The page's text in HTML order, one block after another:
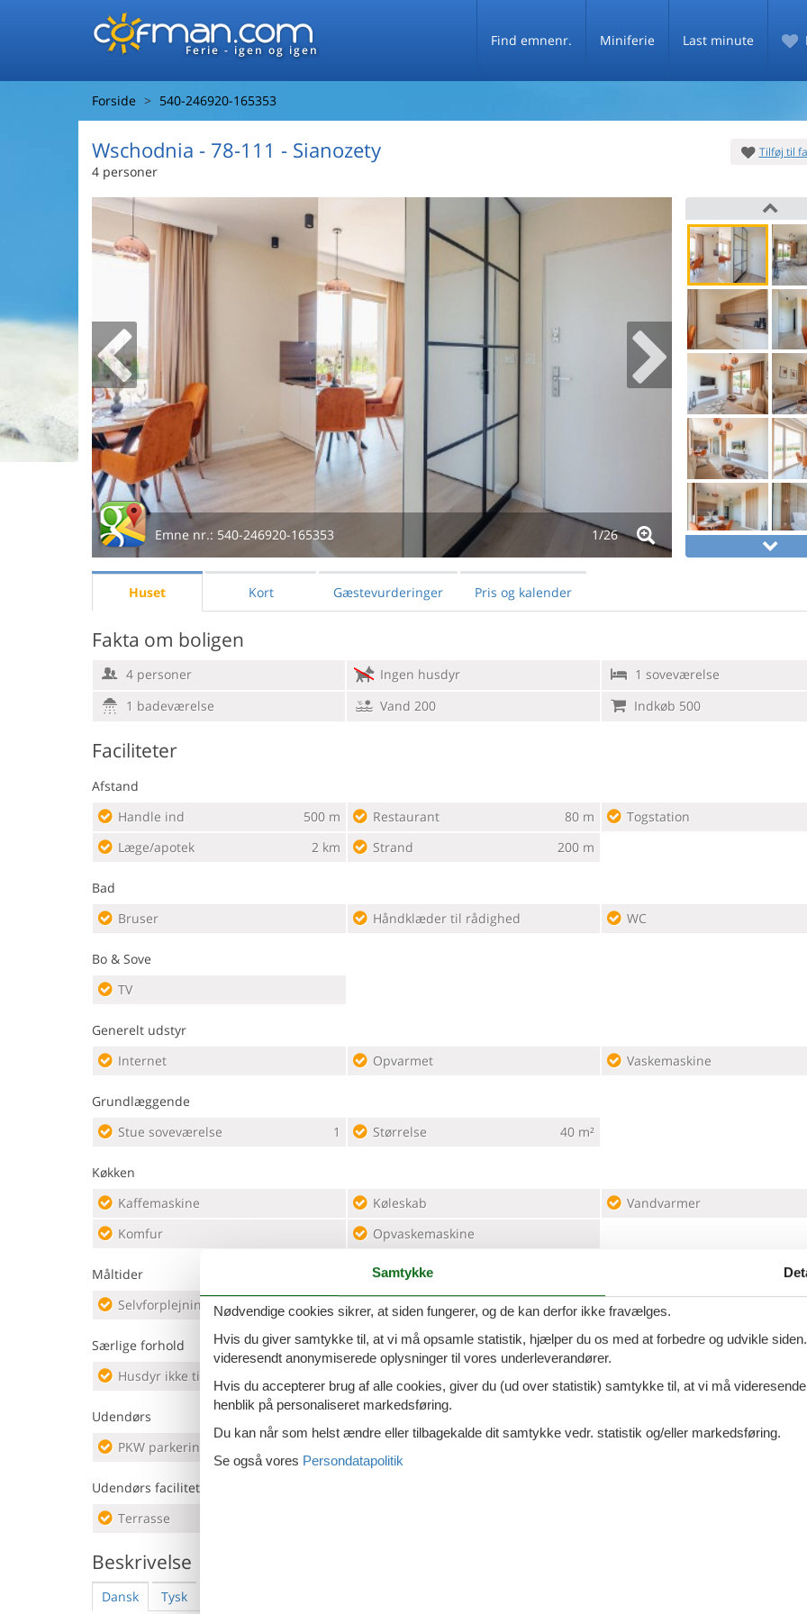
Ferie - igen og igen
Find emnenr. Miniferie Last minute
Forside 540-246920-165353
Tilføj til
Wschodnia - 78-111 - Sianozety
4 personer
Emne nr.: 540-246920-165353 1/26
Huset Kort Gæstevurderinger Pris og kalender
Fakta om boligen
4 personer Ingen husdyr
1 soveværelse
1 badeværelse
Vand 200 Indkøb 500
Faciliteter
Afstand
Handle ind
500 m
Læge/apotek
2 km
Restaurant
80 m
Strand
200 m
Togstation
Bad
Bruser
Håndklæder til rådighed WC
Bo & Sove
TV
Generelt udstyr
Internet
Opvarmet Vaskemaskine
Grundlæggende
Stue soveværelse
1 Størrelse 40 m²
Køkken
Kaffemaskine
Komfur
Køleskab
Opvaskemaskine
Vandvarmer
Måltider
Selvforplejning
Særlige forhold
Husdyr ikke tilladt
Udendørs
PKW parkeringsplads
Udendørs faciliteter
Terrasse
Beskrivelse
Dansk
Tysk
Samtykke
Nødvendige cookies sikrer, at siden fungerer, og de kan derfor ikke fravælges.
Hvis du giver samtykke til, at vi må opsamle statistik, hjælper du os med at forbedre og udvikle
videresendt anonymiserede oplysninger til vores underleverandører.
Hvis du accepterer brug af alle cookies, giver du (ud over statistik) samtykke til, at vi må
henblik på personaliseret markedsføring.
Du kan når som helst ændre eller tilbagekalde dit samtykke vedr. statistik og/eller markedsføring.
Se også vores Persondatapolitik